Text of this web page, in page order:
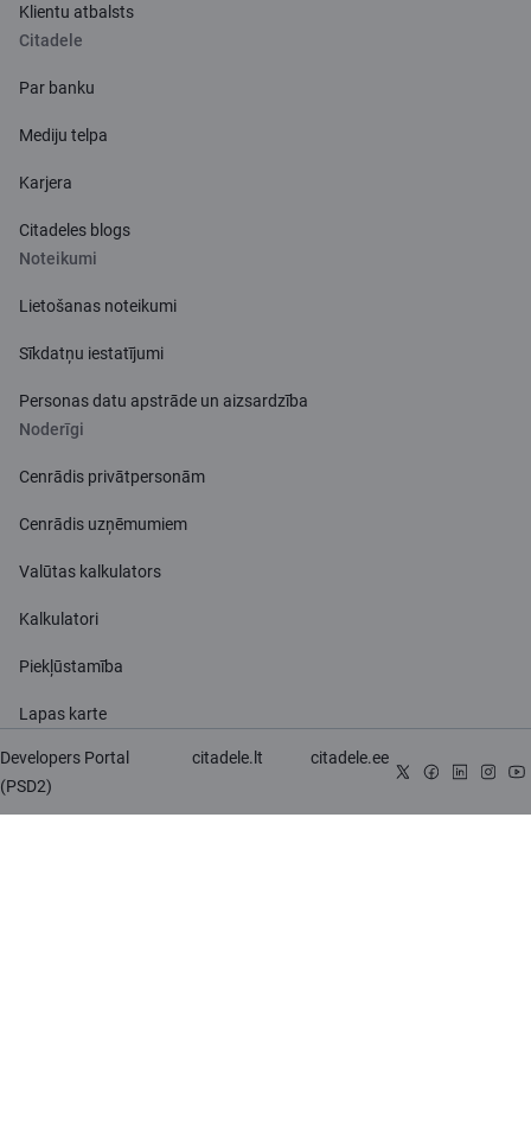
Klientu atbalsts
Citadele
Par banku
Mediju telpa
Karjera
Citadeles blogs
Noteikumi
Lietošanas noteikumi
Sīkdatņu iestatījumi
Personas datu apstrāde un aizsardzība
Noderīgi
Cenrādis privātpersonām
Cenrādis uzņēmumiem
Valūtas kalkulators
Kalkulatori
Piekļūstamība
Lapas karte
Developers Portal
(PSD2)
citadele.lt citadele.ee